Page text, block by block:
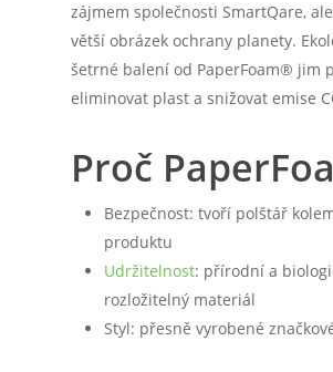
zájmem společnosti SmartQare,
větší obrázek ochrany planety.
šetrné balení od PaperFoam® jim
eliminovat plast a snižovat emise
Proč
Bezpečnost: tvoří polštář
produktu
Udržitelnost: přírodní a
rozložitelný materiál
Styl: přesně vyrobené